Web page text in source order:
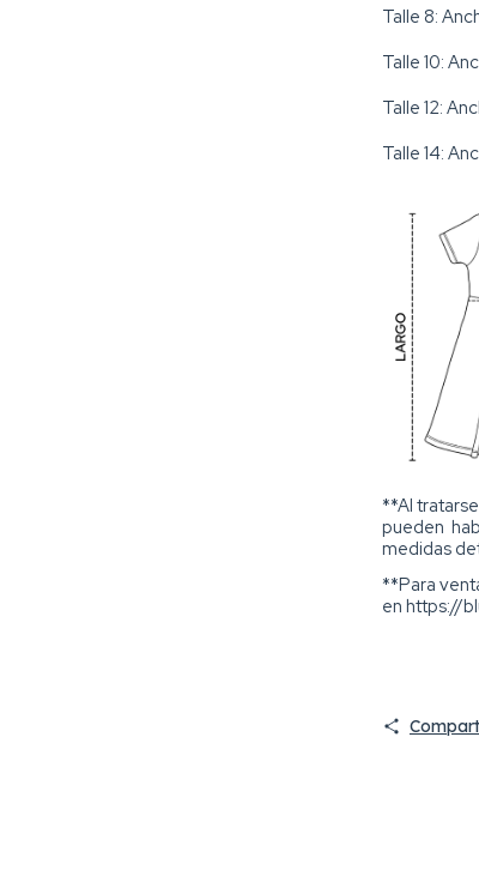
Talle 8:
Talle 10:
Talle 12:
Talle 14:
**Al
pueden
medidas
**Para
en https://